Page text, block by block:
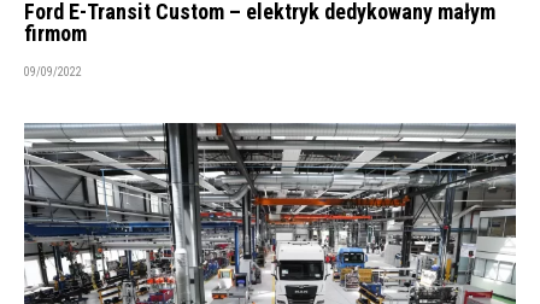
Ford E-Transit Custom – elektryk dedykowany małym
firmom
09/09/2022